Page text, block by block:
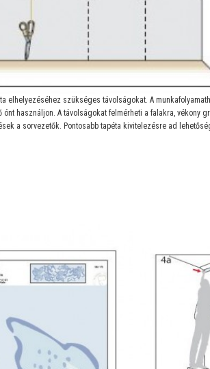
elhelyezéséhez szükséges távolságokat. A
ónt használjon. A távolságokat felmérheti a falakra, vékony
a sorvezetők. Pontosabb tapéta kivitelezésre ad